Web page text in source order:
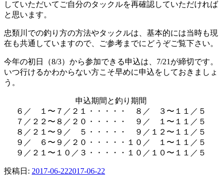
していただいてご自分のタックルを再確認していただければ
と思います。
忠類川での釣り方の方法やタックルは、基本的には当時も現
在も共通していますので、ご参考までにどうぞご覧下さい。
今年の初日（8/3）から参加できる申込は、7/21が締切です。
いつ行けるかわからない方こそ早めに申込をしておきましょ
う。
申込期間と釣り期間
６／ １〜７／２１・・・・・ ８／ ３〜１１／５
７／２２〜８／２０・・・・・ ９／ １〜１１／５
８／２１〜９／ ５・・・・・ ９／１２〜１１／５
９／ ６〜９／２０・・・・・１０／ １〜１１／５
９／２１〜１０／３・・・・・１０／１０〜１１／５
投稿日: 2017-06-222017-06-22